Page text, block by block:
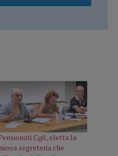
Cgil, eletta la
segreteria che